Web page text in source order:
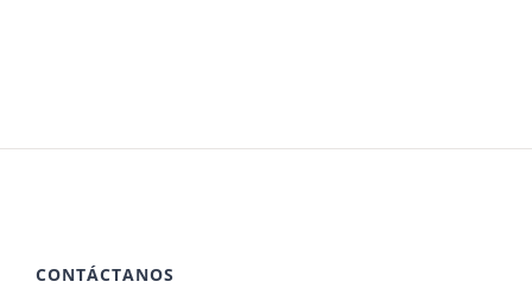
CONTÁCTANOS